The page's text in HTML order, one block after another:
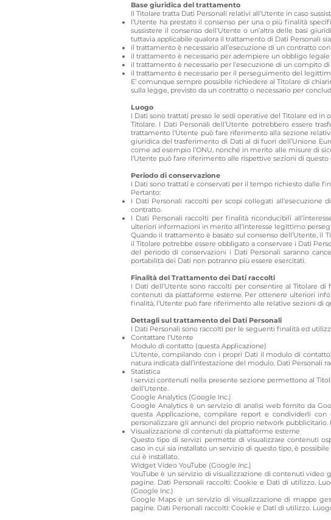
Base giuridica del trattamento
Il Titolare tratta Dati Personali relativi all’Utente in caso
l’Utente ha prestato il consenso per una o più finalità
sussistere il consenso dell’Utente o un’altra delle basi
tuttavia applicabile qualora il trattamento di Dati Personali
il trattamento è necessario all’esecuzione di un contratto
il trattamento è necessario per adempiere un obbligo
il trattamento è necessario per l’esecuzione di un compito
il trattamento è necessario per il perseguimento del
E’ comunque sempre possibile richiedere al Titolare di
sulla legge, previsto da un contratto o necessario per
Luogo
I Dati sono trattati presso le sedi operative del Titolare ed
Titolare. I Dati Personali dell’Utente potrebbero essere
trattamento l’Utente può fare riferimento alla sezione
giuridica del trasferimento di Dati al di fuori dell’Unione
come ad esempio l’ONU, nonché in merito alle misure di
l’Utente può fare riferimento alle rispettive sezioni di
Periodo di conservazione
I Dati sono trattati e conservati per il tempo richiesto dalle
Pertanto:
I Dati Personali raccolti per scopi collegati all’esecuzione
contratto.
I Dati Personali raccolti per finalità riconducibili
ulteriori informazioni in merito all’interesse legittimo
Quando il trattamento è basato sul consenso dell’Utente, il
il Titolare potrebbe essere obbligato a conservare i Dati
del periodo di conservazioni i Dati Personali saranno
portabilità dei Dati non potranno più essere esercitati.
Finalità del Trattamento dei Dati raccolti
I Dati dell’Utente sono raccolti per consentire al Titolare
contenuti da piattaforme esterne. Per ottenere ulteriori
finalità, l’Utente può fare riferimento alle relative sezioni di
Dettagli sul trattamento dei Dati Personali
I Dati Personali sono raccolti per le seguenti finalità ed
Contattare l’Utente
Modulo di contatto (questa Applicazione)
L’Utente, compilando con i propri Dati il modulo di
natura indicata dall’intestazione del modulo. Dati Personali
Statistica
I servizi contenuti nella presente sezione permettono al
dell’Utente.
Google Analytics (Google Inc.)
Google Analytics è un servizio di analisi web fornito da
questa Applicazione, compilare report e condividerli
personalizzare gli annunci del proprio network
Visualizzazione di contenuti da piattaforme esterne
Questo tipo di servizi permette di visualizzare contenuti
caso in cui sia installato un servizio di questo tipo, è
cui è installato.
Widget Video YouTube (Google Inc.)
YouTube è un servizio di visualizzazione di contenuti
pagine. Dati Personali raccolti: Cookie e Dati di utilizzo.
(Google Inc.)
Google Maps è un servizio di visualizzazione di mappe
pagine. Dati Personali raccolti: Cookie e Dati di utilizzo.